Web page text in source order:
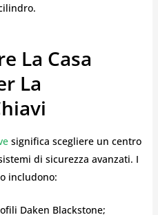
La Casa
La
significa scegliere un centro
di sicurezza avanzati. I
includono:
Daken Blackstone;